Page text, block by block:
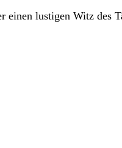
einen lustigen Witz des